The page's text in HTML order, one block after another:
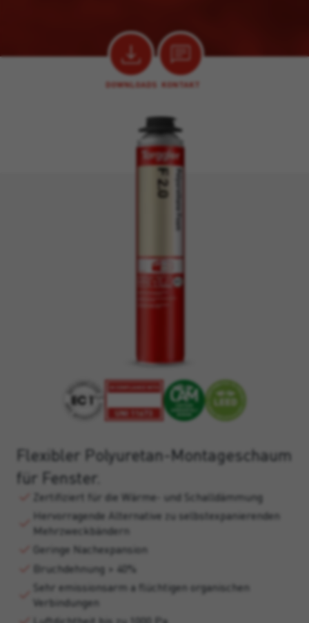
DOWNLOADS KONTAKT
Flexibler Polyuretan-Montageschaum
für Fenster.
Zertifiziert für die Wärme- und Schalldämmung
Hervorragende Alternative zu selbstexpanierenden
Mehrzweckbändern
Geringe Nachexpansion
Bruchdehnung > 40%
Sehr emissionsarm a flüchtigen organischen
Verbindungen